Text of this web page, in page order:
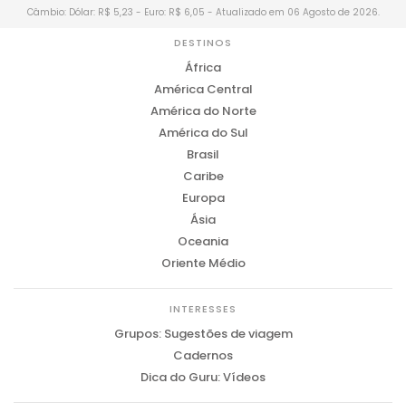
Câmbio: Dólar: R$ 5,23 - Euro: R$ 6,05 - Atualizado em 06 Agosto de 2026.
DESTINOS
África
América Central
América do Norte
América do Sul
Brasil
Caribe
Europa
Ásia
Oceania
Oriente Médio
INTERESSES
Grupos: Sugestões de viagem
Cadernos
Dica do Guru: Vídeos